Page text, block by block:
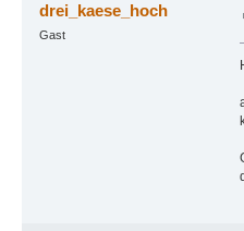
drei_kaese_hoch
Gast